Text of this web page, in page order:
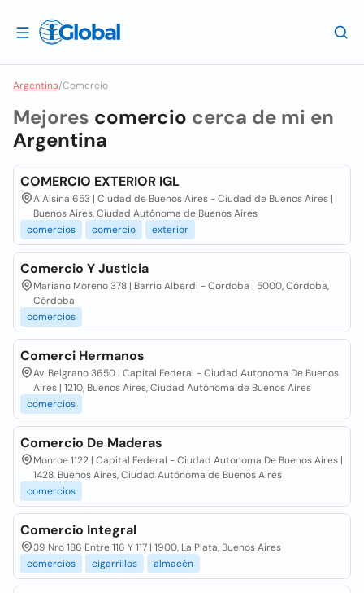
Argentina/Comercio
Mejores comercio cerca de mi en
Argentina
COMERCIO EXTERIOR IGL
A Alsina 653 | Ciudad de Buenos Aires - Ciudad de Buenos Aires |
Buenos Aires, Ciudad Autónoma de Buenos Aires
comercios
comercio exterior
Comercio Y Justicia
Mariano Moreno 378 | Barrio Alberdi - Cordoba | 5000, Córdoba,
Córdoba
comercios
Comerci Hermanos
Av. Belgrano 3650 | Capital Federal - Ciudad Autonoma De Buenos
Aires | 1210, Buenos Aires, Ciudad Autónoma de Buenos Aires
comercios
Comercio De Maderas
Monroe 1122 | Capital Federal - Ciudad Autonoma De Buenos Aires |
1428, Buenos Aires, Ciudad Autónoma de Buenos Aires
comercios
Comercio Integral
39 Nro 186 Entre 116 Y 117 | 1900, La Plata, Buenos Aires
comercios
cigarrillos almacén